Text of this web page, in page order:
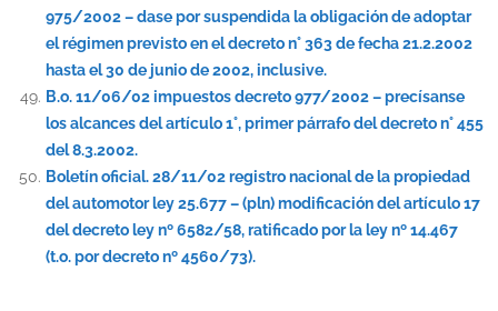
975/2002 – dase por suspendida la obligación de adoptar
el régimen previsto en el decreto n° 363 de fecha 21.2.2002
hasta el 30 de junio de 2002, inclusive.
B.o. 11/06/02 impuestos decreto 977/2002 – precísanse
los alcances del artículo 1°, primer párrafo del decreto n° 455
del 8.3.2002.
Boletín oficial. 28/11/02 registro nacional de la propiedad
del automotor ley 25.677 – (pln) modificación del artículo 17
del decreto ley nº 6582/58, ratificado por la ley nº 14.467
(t.o. por decreto nº 4560/73).